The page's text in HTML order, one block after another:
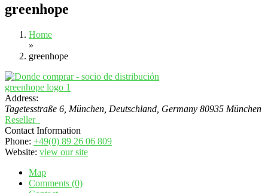
greenhope
Home
»
greenhope
Address:
Tagetesstraße 6, München, Deutschland Germany 80935 München
Reseller
Contact Information
Phone: +49(0) 89 26 06 809
Website: view our site
Map
Comments (0)